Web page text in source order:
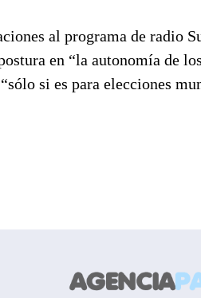
al programa de radio
en “la autonomía de
si es para elecciones